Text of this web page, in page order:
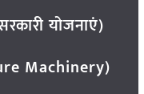
योजनाएं)
Machinery)